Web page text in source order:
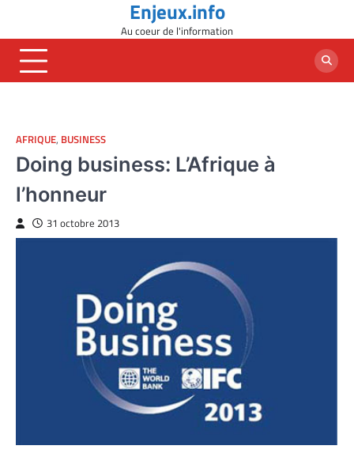
content
Enjeux.info
Au coeur de l'information
AFRIQUE, BUSINESS
Doing business: L’Afrique à
l’honneur
31 octobre 2013